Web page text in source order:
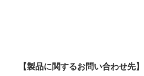
【製品に関するお問い合わせ先】